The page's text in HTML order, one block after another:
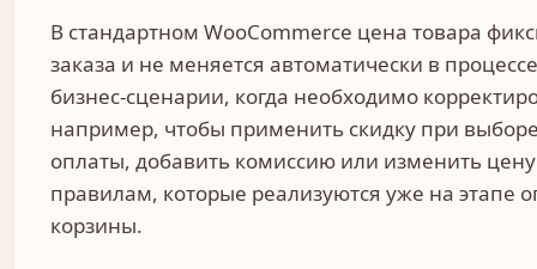
В стандартном WooCommerce цена товара
заказа и не меняется автоматически в
бизнес-сценарии, когда необходимо
например, чтобы применить скидку при
оплаты, добавить комиссию или изменить
правилам, которые реализуются уже на этапе
корзины.